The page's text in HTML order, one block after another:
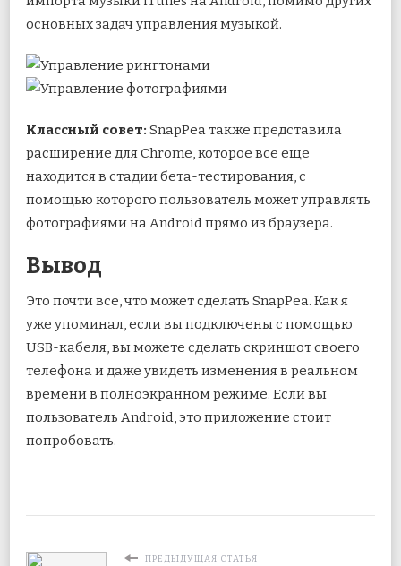
основных задач управления музыкой.
Классный совет: SnapPea также представила
расширение для Chrome, которое все еще
находится в стадии бета-тестирования, с
помощью которого пользователь может управлять
фотографиями на Android прямо из браузера.
Вывод
Это почти все, что может сделать SnapPea. Как я
уже упоминал, если вы подключены с помощью
USB-кабеля, вы можете сделать скриншот своего
телефона и даже увидеть изменения в реальном
времени в полноэкранном режиме. Если вы
пользователь Android, это приложение стоит
попробовать.
ПРЕДЫДУЩАЯ СТАТЬЯ